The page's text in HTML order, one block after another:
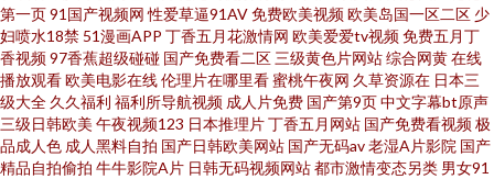
欧美性爱入口 九九色播 国产天天综合网 超碰不卡网站 91桃花福利 亚洲乱纶
香蕉影院导航 天天操人人 日本岛国片 麻豆ddys 后入大屁股在线 大香蕉大伊
人 99热青青 欧美熟女Tv 日韩无码社区 欧美大片视频 日本性爱大片 欧美日韩
第一页91国产视频网 性爱草逼91AV免费欧美视频欧美岛国一区二区 少
妇喷水18禁 51漫画APP 丁香五月花激情网 欧美爱爱tv视频免费五月丁
香视频97香蕉超级碰碰 国产免费看二区三级黄色片网站综合网黄在线
播放观看欧美电影在线伦理片在哪里看蜜桃午夜网 久草资源在 日本三
级大全 久久福利 福利所导航视频 成人片免费 国产第9页中文字幕bt原声
三级日韩欧美 午夜视频123 日本推理片丁香五月网站 国产免费看视频极
品成人色 成人黑料自拍 国产日韩欧美网站 国产无码av老湿A片影院 国产
精品自拍偷拍 牛牛影院A片 日韩无码视频网站都市激情变态另类 男女91